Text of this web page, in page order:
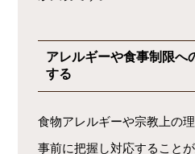
アレルギーや食事制限へ
する
食物アレルギーや宗教上の
事前に把握し対応することが